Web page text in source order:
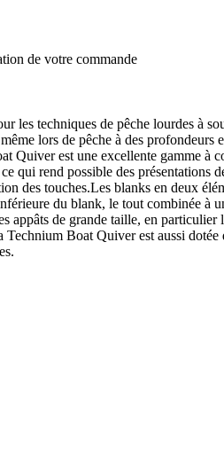
de votre commande
les techniques de pêche lourdes à
lors de pêche à des
est une excellente gamme à
qui rend possible des
des touches.Les blanks en deux
du blank, le tout combinée
appâts de grande taille, en
Boat Quiver est aussi